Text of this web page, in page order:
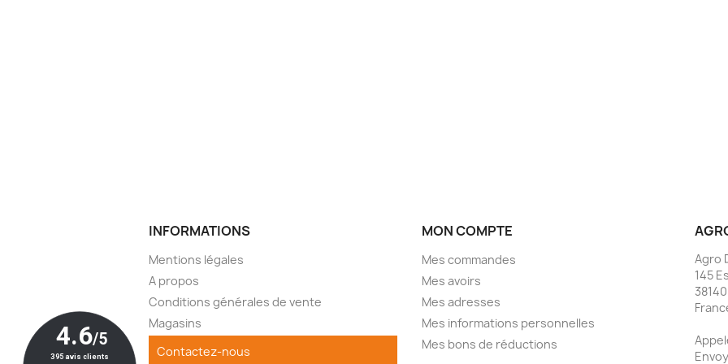
INFORMATIONS
Mentions légales
A propos
Conditions générales de vente
Magasins
Contactez-nous
MON COMPTE
Mes commandes
Mes avoirs
Mes adresses
Mes informations personnelles
Mes bons de réductions
Agro
145